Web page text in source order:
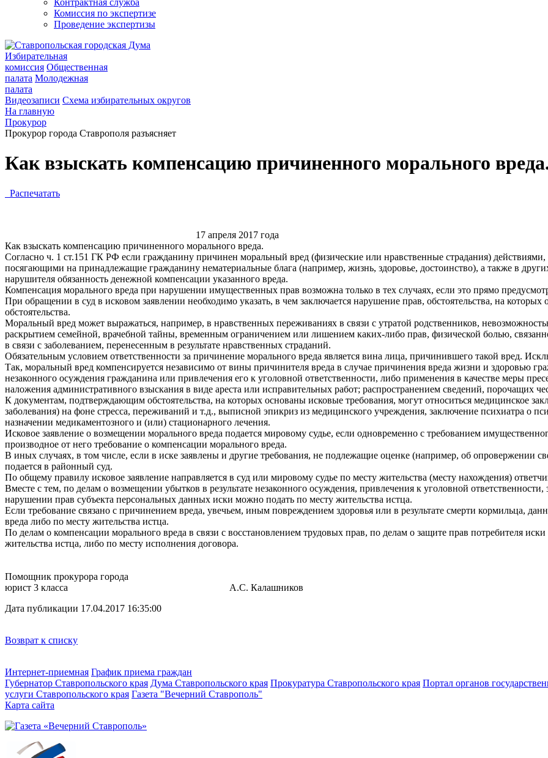
Контрактная служба
Комиссия по экспертизе
Проведение экспертизы
Избирательная
комиссия Общественная
палата Молодежная
палата
Видеозаписи Схема избирательных округов
На главную
Прокурор
Прокурор города Ставрополя разъясняет
Как взыскать компенсацию причиненного морального
Распечатать
17 апреля 2017 года
Как взыскать компенсацию причиненного морального вреда.
Согласно ч. 1 ст.151 ГК РФ если гражданину причинен моральный вред (физические или нравственные страдания)
посягающими на принадлежащие гражданину нематериальные блага (например, жизнь, здоровье, достоинство), а также в
нарушителя обязанность денежной компенсации указанного вреда.
Компенсация морального вреда при нарушении имущественных прав возможна только в тех случаях, если это прямо
При обращении в суд в исковом заявлении необходимо указать, в чем заключается нарушение прав, обстоятельства, на
обстоятельства.
Моральный вред может выражаться, например, в нравственных переживаниях в связи с утратой родственников,
раскрытием семейной, врачебной тайны, временным ограничением или лишением каких-либо прав, физической болью,
в связи с заболеванием, перенесенным в результате нравственных страданий.
Обязательным условием ответственности за причинение морального вреда является вина лица, причинившего такой вред.
Так, моральный вред компенсируется независимо от вины причинителя вреда в случае причинения вреда жизни и здоровью
незаконного осуждения гражданина или привлечения его к уголовной ответственности, либо применения в качестве меры
наложения административного взыскания в виде ареста или исправительных работ; распространением сведений, порочащих
К документам, подтверждающим обстоятельства, на которых основаны исковые требования, могут относиться медицинское
заболевания) на фоне стресса, переживаний и т.д., выписной эпикриз из медицинского учреждения, заключение психиатра о
назначении медикаментозного и (или) стационарного лечения.
Исковое заявление о возмещении морального вреда подается мировому судье, если одновременно с требованием
производное от него требование о компенсации морального вреда.
В иных случаях, в том числе, если в иске заявлены и другие требования, не подлежащие оценке (например, об опровержении
подается в районный суд.
По общему правилу исковое заявление направляется в суд или мировому судье по месту жительства (месту нахождения)
Вместе с тем, по делам о возмещении убытков в результате незаконного осуждения, привлечения к уголовной
нарушении прав субъекта персональных данных иски можно подать по месту жительства истца.
Если требование связано с причинением вреда, увечьем, иным повреждением здоровья или в результате смерти кормильца,
вреда либо по месту жительства истца.
По делам о компенсации морального вреда в связи с восстановлением трудовых прав, по делам о защите прав потребителя
жительства истца, либо по месту исполнения договора.
Помощник прокурора города
юрист 3 класса А.С. Калашников
Дата публикации 17.04.2017 16:35:00
Возврат к списку
Интернет-приемная График приема граждан
Губернатор Ставропольского края Дума Ставропольского края Прокуратура Ставропольского края Портал органов
услуги Ставропольского края Газета "Вечерний Ставрополь"
Карта сайта